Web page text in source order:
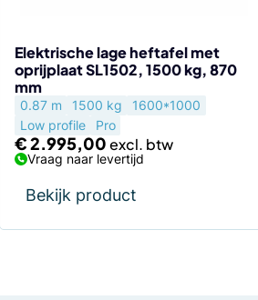
Elektrische lage heftafel met
oprijplaat SL1502, 1500 kg, 870
mm
0.87 m 1500 kg
1600*1000
Low profile
Pro
€2.995,00
Vraag naar levertijd
Bekijk product